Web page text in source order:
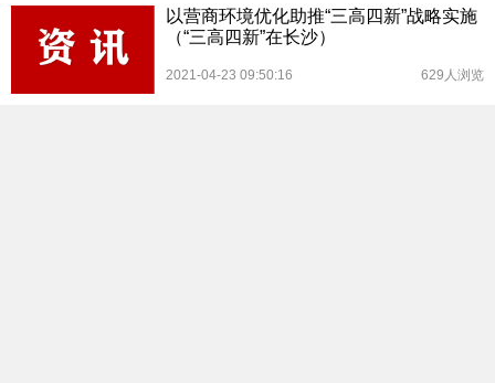
以营商环境优化助推“三高四新”战略实施
（“三高四新”在长沙）
2021-04-23 09:50:16 629人浏览